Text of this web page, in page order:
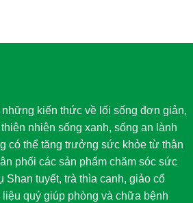
kiến thức về lối sống đơn giản,
nhiên sống xanh, sống an lành
có thể tăng trưởng sức khỏe từ thân
phối các sản phẩm chăm sóc sức
Shan tuyết, trà thìa canh, giảo cổ
quý giúp phòng và chữa bệnh